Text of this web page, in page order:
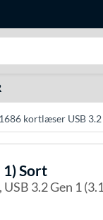
kortlæser USB 3.2
1) Sort
3.2 Gen 1